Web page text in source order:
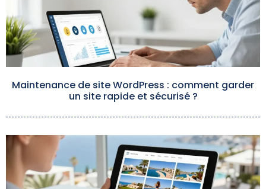
Maintenance de site WordPress : comment garder
un site rapide et sécurisé ?